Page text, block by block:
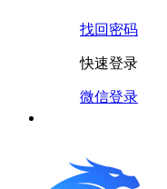
找回密码
快速登录
微信登录